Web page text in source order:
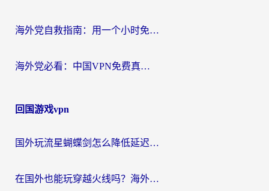
海外党自救指南：用一个小时免费加速器，轻松打破国内资源访问壁垒？
海外党必看：中国VPN免费真的靠谱吗？手把手教你选对回国加速器
回国游戏vpn
国外玩流星蝴蝶剑怎么降低延迟？海外党必看的加速秘籍（含欧洲鸣潮&彩虹岛优化攻略）
在国外也能玩穿越火线吗？海外玩家国服游戏畅玩终极指南